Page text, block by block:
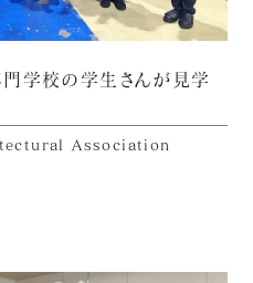
学校の学生さんが見学
Association